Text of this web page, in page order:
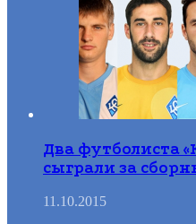
Два футболиста
сыграли за
11.10.2015